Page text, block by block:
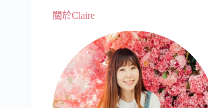
關於Claire